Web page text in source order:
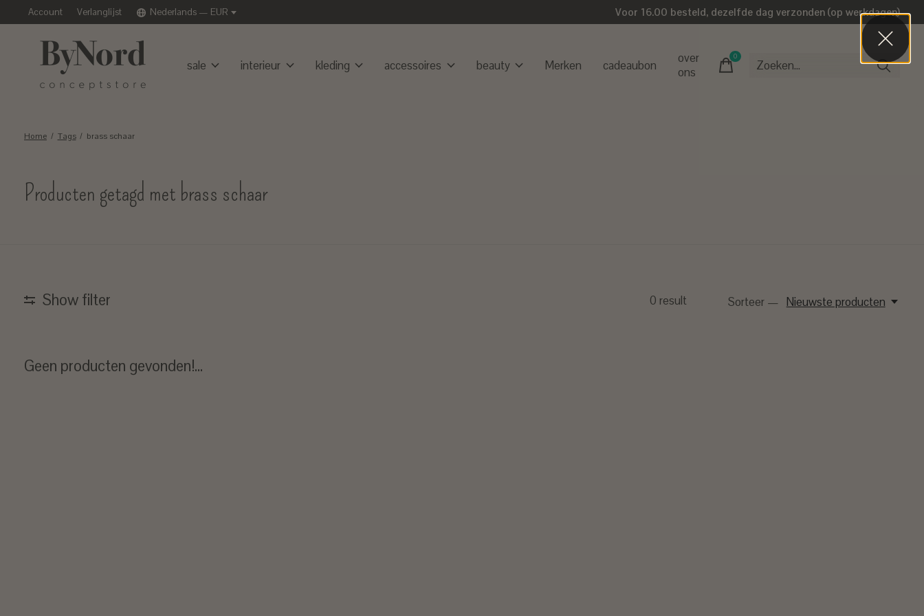
Account Verlanglijst Nederlands — EUR Voor 16.00 besteld, dezelfde dag verzonden (op werkdagen)
sale interieur kleding accessoires beauty Merken cadeaubon
over
ons
0items
Home / Tags / brass schaar
Producten getagd met brass schaar
Show filter 0 result Sorteer — Nieuwste producten
Geen producten gevonden!...